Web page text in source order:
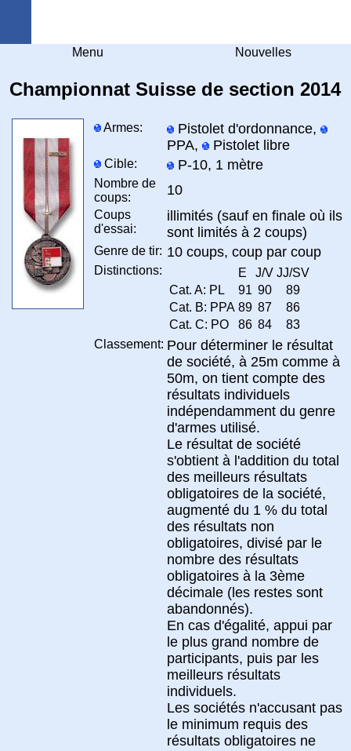
Menu Nouvelles
Championnat Suisse de section 2014
Armes:
Pistolet d'ordonnance,
PPA,
Pistolet libre
Cible: P-10, 1 mètre
Nombre de
coups:
10
Coups
d'essai:
illimités (sauf en finale où ils
sont limités à 2 coups)
Genre de tir: 10 coups, coup par coup
Distinctions: E J/V JJ/SV
Cat. A: PL
91 90
89
Cat. B: PPA 89 87
86
Cat. C: PO
86 84
83
Classement: Pour déterminer le résultat
de société, à 25m comme à
50m, on tient compte des
résultats individuels
indépendamment du genre
d'armes utilisé.
Le résultat de société
s'obtient à l'addition du total
des meilleurs résultats
obligatoires de la société,
augmenté du 1 % du total
des résultats non
obligatoires, divisé par le
nombre des résultats
obligatoires à la 3ème
décimale (les restes sont
abandonnés).
En cas d'égalité, appui par
le plus grand nombre de
participants, puis par les
meilleurs résultats
individuels.
Les sociétés n'accusant pas
le minimum requis des
résultats obligatoires ne